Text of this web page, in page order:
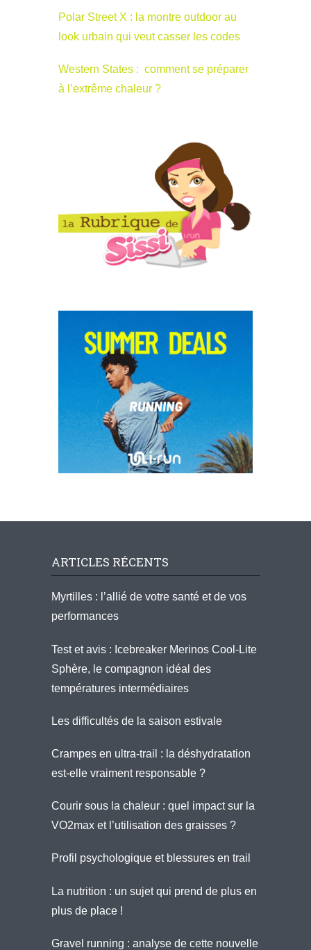
Polar Street X : la montre outdoor au
look urbain qui veut casser les codes
Western States : comment se préparer
à l’extrême chaleur ?
ARTICLES RÉCENTS
Myrtilles : l’allié de votre santé et de vos
performances
Test et avis : Icebreaker Merinos Cool-Lite
Sphère, le compagnon idéal des
températures intermédiaires
Les difficultés de la saison estivale
Crampes en ultra-trail : la déshydratation
est-elle vraiment responsable ?
Courir sous la chaleur : quel impact sur la
VO2max et l’utilisation des graisses ?
Profil psychologique et blessures en trail
La nutrition : un sujet qui prend de plus en
plus de place !
Gravel running : analyse de cette nouvelle